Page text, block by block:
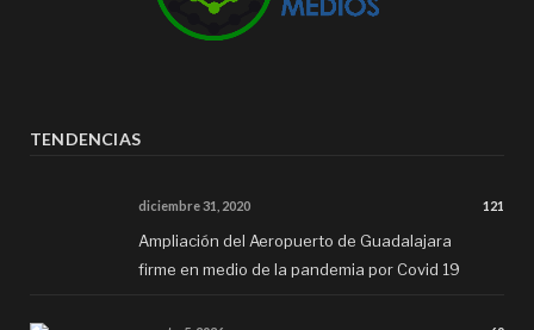
TENDENCIAS
diciembre 31, 2020 121
Ampliación del Aeropuerto de Guadalajara
firme en medio de la pandemia por Covid 19